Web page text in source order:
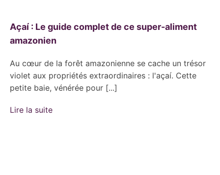
Açaí : Le guide complet de ce super-aliment
amazonien
Au cœur de la forêt amazonienne se cache un trésor
violet aux propriétés extraordinaires : l'açaí. Cette
petite baie, vénérée pour [...]
Lire la suite